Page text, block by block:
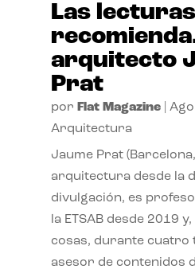
Las
arquitecto
Prat
por Flat Magazine|
Arquitectura
Jaume Prat
arquitectura desde la
divulgación, es
la ETSAB desde 2019
cosas, durante cuatro
asesor de contenidos